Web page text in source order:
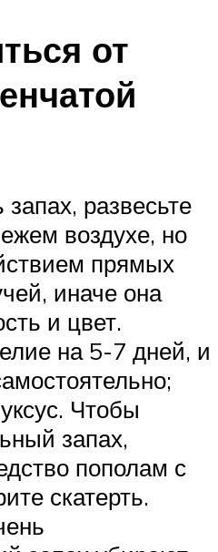
от
развесьте
воздухе, но
прямых
иначе она
и цвет.
на 5-7 дней, и
Чтобы
запах,
пополам с
скатерть.